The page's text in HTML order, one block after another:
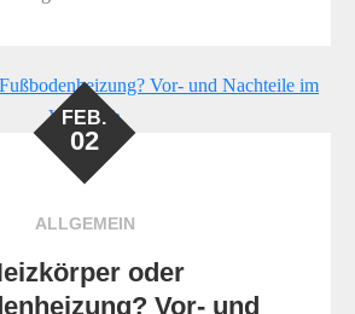
FEB.
02
ALLGEMEIN
oder
Vor- und